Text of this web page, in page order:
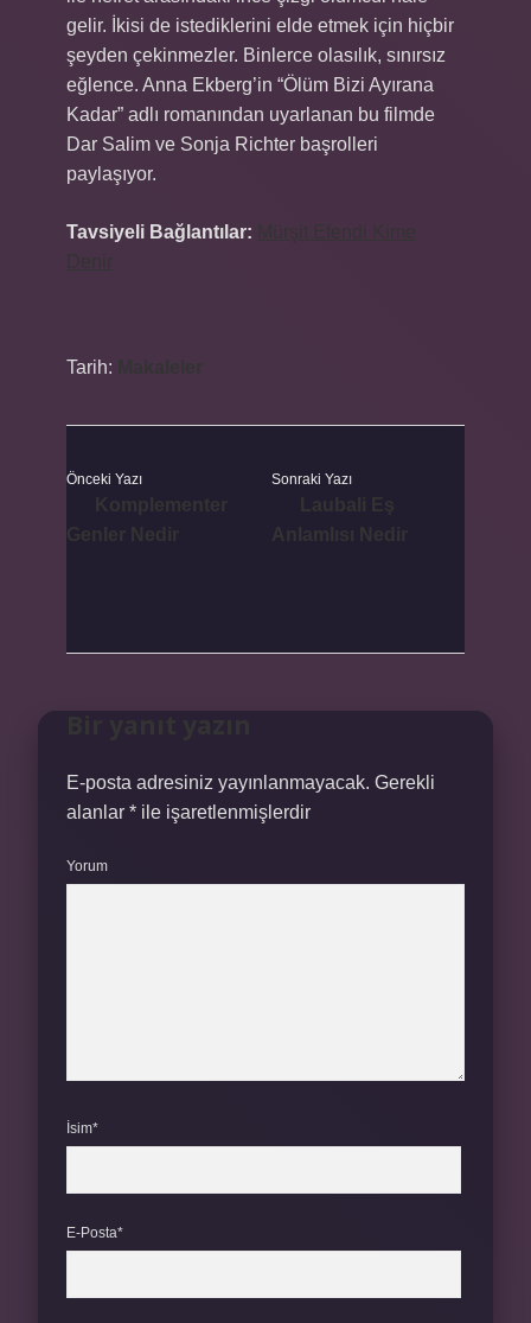
gelir. İkisi de istediklerini elde etmek için hiçbir
şeyden çekinmezler. Binlerce olasılık, sınırsız
eğlence. Anna Ekberg’in “Ölüm Bizi Ayırana
Kadar” adlı romanından uyarlanan bu filmde
Dar Salim ve Sonja Richter başrolleri
paylaşıyor.
Tavsiyeli Bağlantılar:
Tarih:
Önceki Yazı Sonraki Yazı
E-posta adresiniz yayınlanmayacak. Gerekli
alanlar * ile işaretlenmişlerdir
Yorum
İsim*
E-Posta*